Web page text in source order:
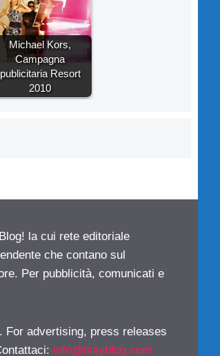
Michael Kors,
Campagna
publicitaria Resort
2010
la cui rete editoriale
che contano sul
Per pubblicità, comunicati e
advertising, press releases
: info@isayblog.com